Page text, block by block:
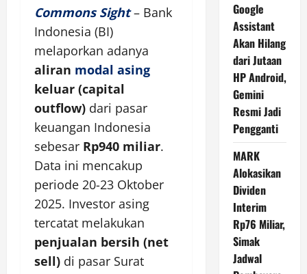
Commons Sight– Bank
Indonesia (BI)
melaporkan adanya
aliran modal asing
keluar (capital
outflow) dari pasar
keuangan Indonesia
sebesar Rp940 miliar.
Data ini mencakup
periode 20-23 Oktober
2025. Investor asing
tercatat melakukan
penjualan bersih (net
sell) di pasar Surat
Google
Assistant
Akan Hilang
dari Jutaan
HP Android,
Gemini
Resmi Jadi
Pengganti
MARK
Alokasikan
Dividen
Interim
Rp76 Miliar,
Simak
Jadwal